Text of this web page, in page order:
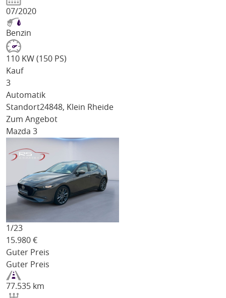
07/2020
Benzin
110 KW (150 PS)
Kauf
3
Automatik
Standort24848, Klein Rheide
Zum Angebot
Mazda 3
1/23
15.980 €
Guter Preis
Guter Preis
77.535 km